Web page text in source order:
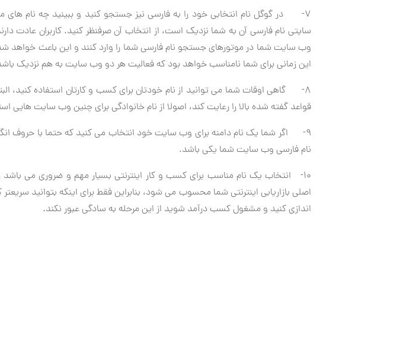
7- در گوگل نام انتخابی خود را به فارسی نیز جستجو کنید و ببینید چه نام های
سایتی نام فارسی آن به شما نزدیک است، از انتخاب آن صرفنظر کنید. کاربران عادت
وب سایت شما در موتورهای جستجو نام فارسی شما را وارد کنند و این باعث خواهد
این زمانی برای شما نامناسب خواهد بود که فعالیت هر دو وب سایت به هم نزدیک
8- گاهی اوقات شما می توانید از نام خودتان برای کسب و کارتان استفاده کنید،
قواعد گفته شده بالا را رعایت کند، اصولا از نام خانوادگی برای چنین وب سایت هایی
9- اگر شما یک نام دامنه برای وب سایت خود انتخاب می کنید که حتما با حروف
نام فارسی وب سایت شما یکی باشد.
10- انتخاب یک نام مناسب برای کسب و کار اینترنتی بسیار مهم و ضروری می
اصلی بازاریابی اینترنتی شما محسوب می شود، بنابراین فقط برای اینکه بتوانید
اندازی کنید و مشغول کسب درآمد شوید از این مرحله به سادگی عبور نکند.